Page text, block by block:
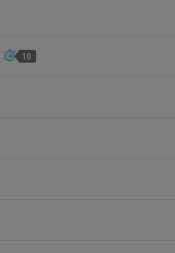
10